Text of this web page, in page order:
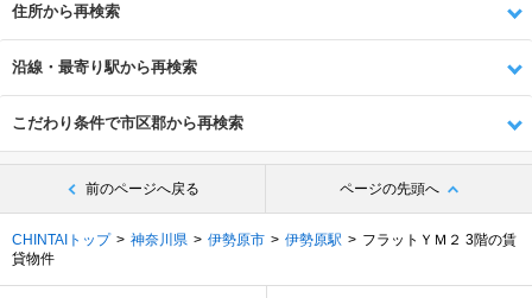
住所から再検索
沿線・最寄り駅から再検索
こだわり条件で市区郡から再検索
前のページへ戻る ページの先頭へ
CHINTAIトップ 神奈川県 伊勢原市 伊勢原駅
フラットＹＭ２ 3階の賃
貸物件